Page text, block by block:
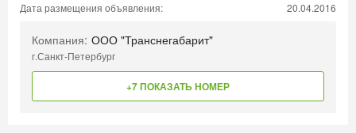
Дата размещения объявления: 20.04.2016
Компания: ООО "Транснегабарит"
г.Санкт-Петербург
+7 ПОКАЗАТЬ НОМЕР